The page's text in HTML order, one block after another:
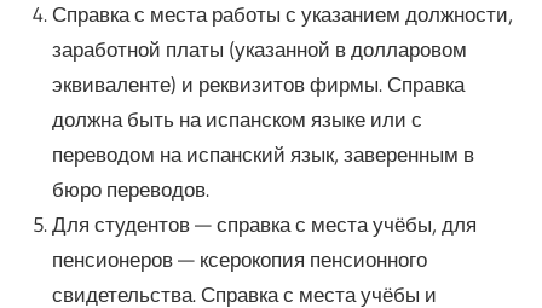
Справка с места работы с указанием должности,
заработной платы (указанной в долларовом
эквиваленте) и реквизитов фирмы. Справка
должна быть на испанском языке или с
переводом на испанский язык, заверенным в
бюро переводов.
Для студентов — справка с места учёбы, для
пенсионеров — ксерокопия пенсионного
свидетельства. Справка с места учёбы и